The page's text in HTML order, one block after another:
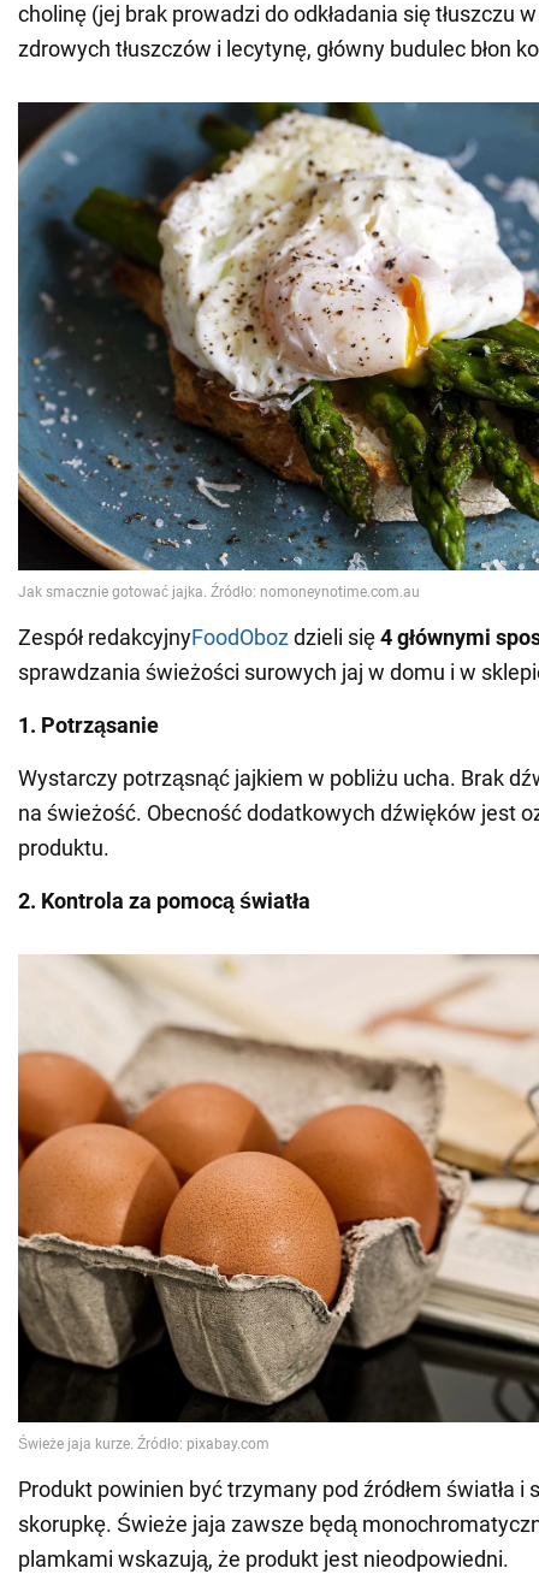
cholinę (jej brak prowadzi do odkładania się tłuszczu
zdrowych tłuszczów i lecytynę, główny budulec błon
Zespół redakcyjnyFoodObozdzieli się4 głównymi
sprawdzania świeżości surowych jaj w domu i w
1. Potrząsanie
Wystarczy potrząsnąć jajkiem w pobliżu ucha. Brak
na świeżość. Obecność dodatkowych dźwięków jest
produktu.
2. Kontrola za pomocą światła
Produkt powinien być trzymany pod źródłem światła i
skorupkę. Świeże jaja zawsze będą
plamkami wskazują, że produkt jest nieodpowiedni.